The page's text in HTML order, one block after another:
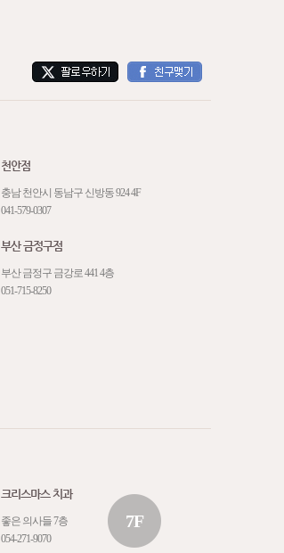
천안점
충남 천안시 동남구 신방동 924 4F
041-579-0307
부산 금정구점
부산 금정구 금강로 441 4층
051-715-8250
크리스마스 치과
좋은 의사들 7층
054-271-9070
7F